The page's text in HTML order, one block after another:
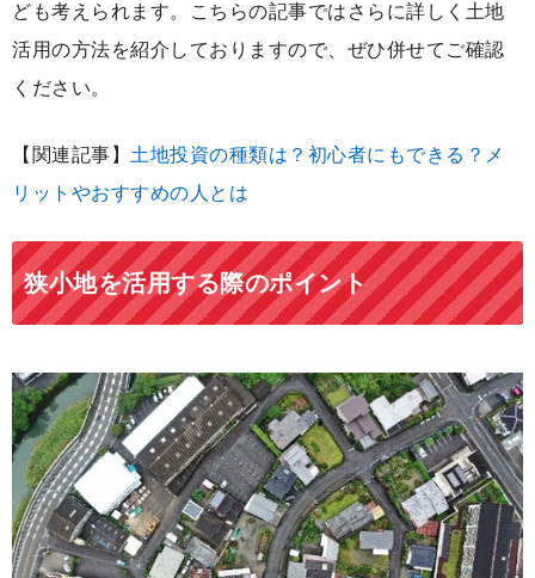
ども考えられます。こちらの記事ではさらに詳しく土地
活用の方法を紹介しておりますので、ぜひ併せてご確認
ください。
【関連記事】 土地投資の種類は？初心者にもできる？メ
リットやおすすめの人とは
狭小地を活用する際のポイント